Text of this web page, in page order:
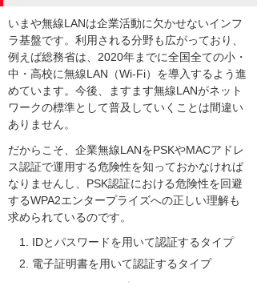
いまや無線LANは企業活動に欠かせないインフ
ラ基盤です。利用される分野も広がっており、
例えば総務省は、2020年までに全国全ての小・
中・高校に無線LAN（Wi-Fi）を導入するよう進
めています。今後、ますます無線LANがネット
ワークの標準として普及していくことは間違い
ありません。
だからこそ、企業無線LANをPSKやMACアドレ
ス認証で運用する危険性を知っておかなければ
なりませんし、PSK認証における危険性を回避
するWPA2エンタープライズへの正しい理解も
求められているのです。
IDとパスワードを用いて認証するタイプ
電子証明書を用いて認証するタイプ